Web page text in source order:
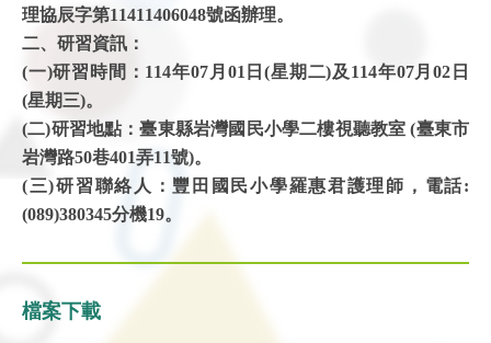
理協辰字第11411406048號函辦理。
二、研習資訊：
(一)研習時間：114年07月01日(星期二)及114年07月02日
(星期三)。
(二)研習地點：臺東縣岩灣國民小學二樓視聽教室 (臺東市
岩灣路50巷401弄11號)。
(三)研習聯絡人：豐田國民小學羅惠君護理師，電話:
(089)380345分機19。
檔案下載